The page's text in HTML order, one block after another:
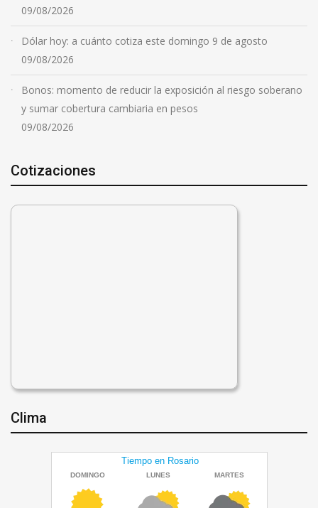
09/08/2026
Dólar hoy: a cuánto cotiza este domingo 9 de agosto
09/08/2026
Bonos: momento de reducir la exposición al riesgo soberano
y sumar cobertura cambiaria en pesos
09/08/2026
Cotizaciones
Clima